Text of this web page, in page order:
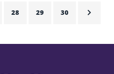
28 29 30